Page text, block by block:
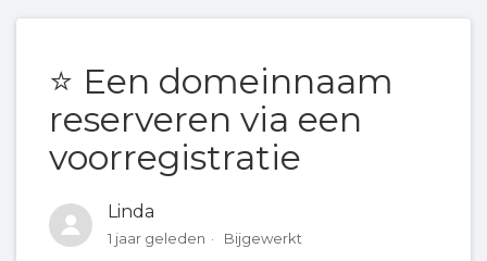
🔜 Welke domeinnamen zijn beschikbaar voor
💰 Wat kost een voorregistratie?
⭐ Een domeinnaam reserveren via een
❓ Vraag en Antwoord over de domeinnaam
⭐ Een domeinnaam
reserveren via een
voorregistratie
Linda
1 jaar geleden Bijgewerkt